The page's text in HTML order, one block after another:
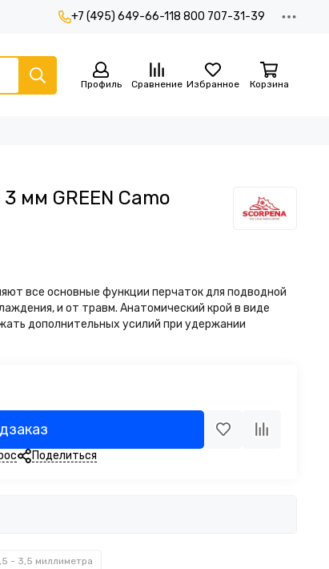
+7 (495) 649-66-118 800 707-31-39
Профиль Сравнение Избранное Корзина
мм GREEN Camo
все основные функции перчаток для подводной
и от травм. Анатомический крой в виде
дополнительных усилий при удержании
Поделиться
- 3,5 миллиметра